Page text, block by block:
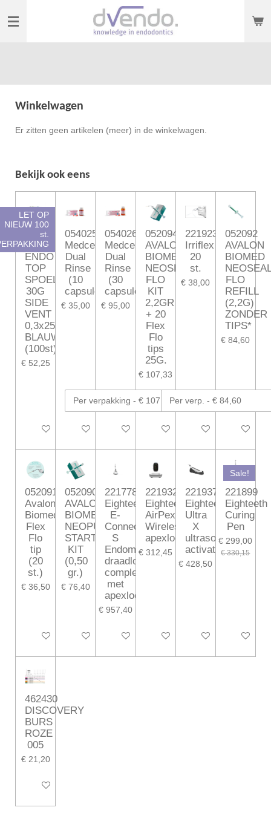
direct
Winkelwagen
Er zitten geen artikelen (meer) in de winkelwagen.
Bekijk ook eens
LET OP
NIEUW 100
st.
053277
CERKAMED
ENDO
TOP
SPOELNAALDEN
30G
SIDE
VENT
0,3x25mm
BLAUW
(100st)
€ 52,25
In winkelwagen
054025
Medcem
Dual
Rinse
(10
capsules)
€ 35,00
In winkelwagen
054026
Medcem
Dual
Rinse
(30
capsules)
€ 95,00
In winkelwagen
052094
AVALON
BIOMED
NEOSEALER
FLO
KIT
2,2GR
+ 20
Flex
Flo
tips
25G.
€ 107,33
In winkelwagen
221923
Irriflex
20
st.
€ 38,00
In winkelwagen
052092
AVALON
BIOMED
FLO
REFILL
(2,2G)
ZONDER
TIPS*
€ 84,60
In
052091
Avalon
Biomed
Flex
Flo
tip
(20
st.)
€ 36,50
In winkelwagen
052090
AVALON
BIOMED
NEOPUTTY
STARTER
KIT
(0,50
gr.)
€ 76,40
In winkelwagen
221778
Eighteeth
E-
Connect
S
Endomotor
draadloos
compleet
met
apexlocator
€ 957,40
In winkelwagen
221932
Eighteeth
AirPex
Wireless
apexlocator
€ 312,45
In winkelwagen
221937
Eighteeth
Ultra
X
ultrasonic
activator
€ 428,50
In winkelwagen
Sale!
221899
Eighteeth
Curing
Pen
€ 299,00
€ 330,15
In
462430
DISCOVERY
BURS
ROZE
005
€ 21,20
In winkelwagen